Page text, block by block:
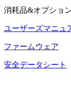
消耗品&オプショ
ユーザーズマニュ
ファームウェア
安全データシート